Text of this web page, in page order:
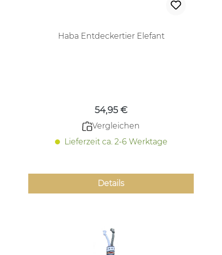
Haba Entdeckertier Elefant
54,95 €
Vergleichen
Lieferzeit ca. 2-6 Werktage
Details